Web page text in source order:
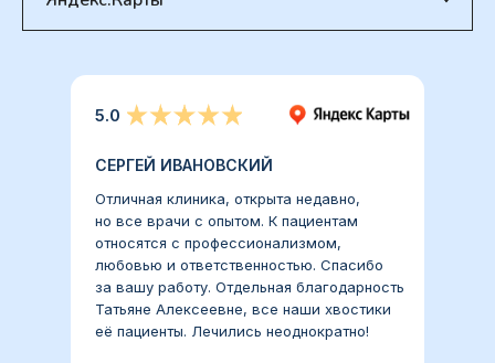
5.0
СЕРГЕЙ ИВАНОВСКИЙ
Отличная клиника, открыта недавно,
но все врачи с опытом. К пациентам
относятся с профессионализмом,
любовью и ответственностью. Спасибо
за вашу работу. Отдельная благодарность
Татьяне Алексеевне, все наши хвостики
её пациенты. Лечились неоднократно!